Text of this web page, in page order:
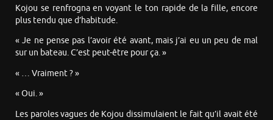
Kojou se renfrogna en voyant le ton rapide de la fille, encore
plus tendu que d’habitude.
« Je ne pense pas l’avoir été avant, mais j’ai eu un peu de mal
sur un bateau. C’est peut-être pour ça. »
« … Vraiment ? »
« Oui. »
Les paroles vagues de Kojou dissimulaient le fait qu’il avait été